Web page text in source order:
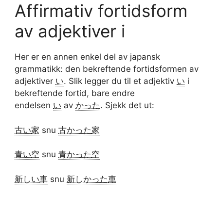
Affirmativ fortidsform
av adjektiver i
Her er en annen enkel del av japansk
grammatikk: den bekreftende fortidsformen av
adjektiver い. Slik legger du til et adjektiv い i
bekreftende fortid, bare endre
endelsen い av かった. Sjekk det ut:
古い家 snu 古かった家
青い空 snu 青かった空
新しい車 snu 新しかった車